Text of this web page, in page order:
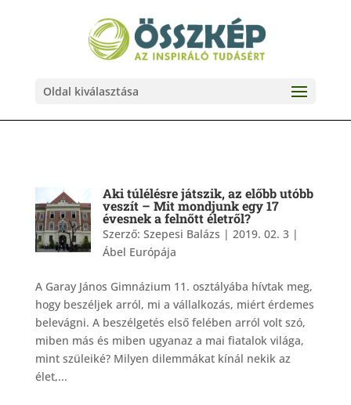
Oldal kiválasztása
Aki túlélésre játszik, az előbb utóbb
veszít – Mit mondjunk egy 17
évesnek a felnőtt életről?
Szerző: Szepesi Balázs | 2019. 02. 3|
Ábel Európája
A Garay János Gimnázium 11. osztályába hívtak meg,
hogy beszéljek arról, mi a vállalkozás, miért érdemes
belevágni. A beszélgetés első felében arról volt szó,
miben más és miben ugyanaz a mai fiatalok világa,
mint szüleiké? Milyen dilemmákat kínál nekik az
élet,...